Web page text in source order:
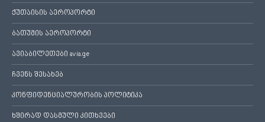
ქუთაისის აეროპორტი
ბათუმის აეროპორტი
ავიაბილეთები avia.ge
ჩვენს შესახებ
კონფიდენციალურობის პოლიტიკა
ხშირად დასმული კითხვები